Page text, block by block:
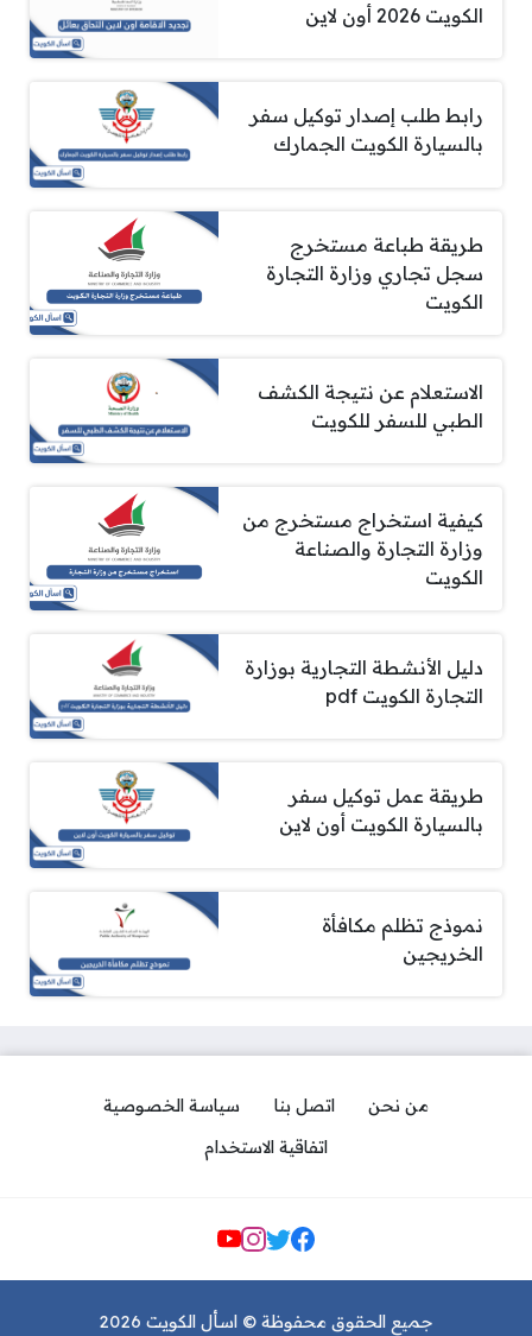
الكويت 2026 أون لاين
رابط طلب إصدار توكيل سفر
بالسيارة الكويت الجمارك
طريقة طباعة مستخرج
سجل تجاري وزارة التجارة
الكويت
الاستعلام عن نتيجة الكشف
الطبي للسفر للكويت
كيفية استخراج مستخرج من
وزارة التجارة والصناعة
الكويت
دليل الأنشطة التجارية بوزارة
التجارة الكويت pdf
طريقة عمل توكيل سفر
بالسيارة الكويت أون لاين
نموذج تظلم مكافأة
الخريجين
من نحن اتصل بنا
سياسة الخصوصية
اتفاقية الاستخدام
مواقع التواصل
جميع الحقوق محفوظة © اسأل الكويت 2026